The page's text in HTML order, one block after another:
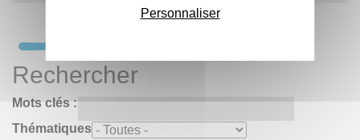
Rechercher
Mots clés :
Thématiques
Personnaliser